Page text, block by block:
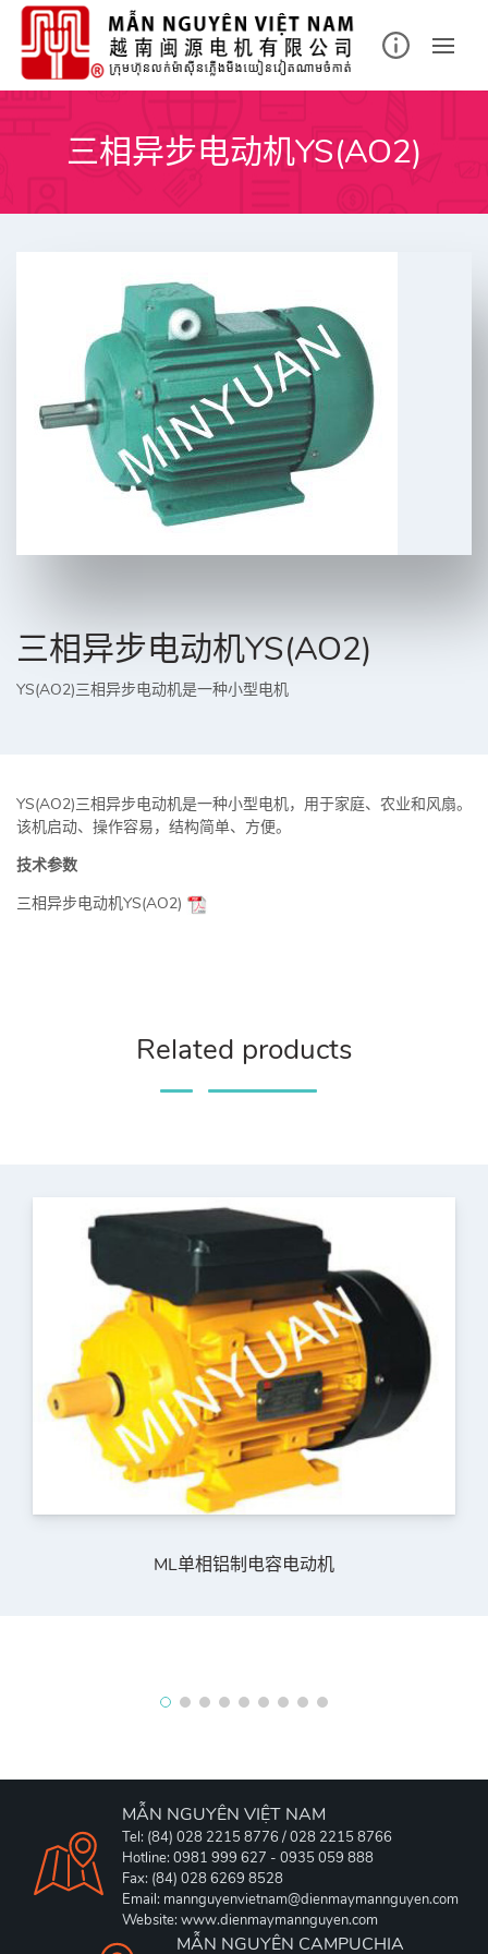
Skip
content
三相异步电动机YS(AO2)
三相异步电动机YS(AO2)
YS(AO2)三相异步电动机是一种小型电机
YS(AO2)三相异步电动机是一种小型电机，用于家庭、农业和风扇。
该机启动、操作容易，结构简单、方便。
技术参数
三相异步电动机YS(AO2)
Related products
ML单相铝制电容电动机
MẪN NGUYÊN VIỆT NAM
Tel: (84) 028 2215 8776 / 028 2215 8766
Hotline: 0981 999 627 - 0935 059 888
Fax: (84) 028 6269 8528
Email: mannguyenvietnam@dienmaymannguyen.com
Website: www.dienmaymannguyen.com
MẪN NGUYÊN CAMPUCHIA